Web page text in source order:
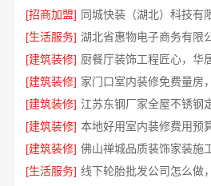
[招商加盟]
[生活服务]
[建筑装修] 厨餐厅装饰工程匠心，华
[建筑装修] 家门口室内装修免费量房
[建筑装修]
[建筑装修]
[建筑装修] 佛山禅城品质装饰家装施
[生活服务]